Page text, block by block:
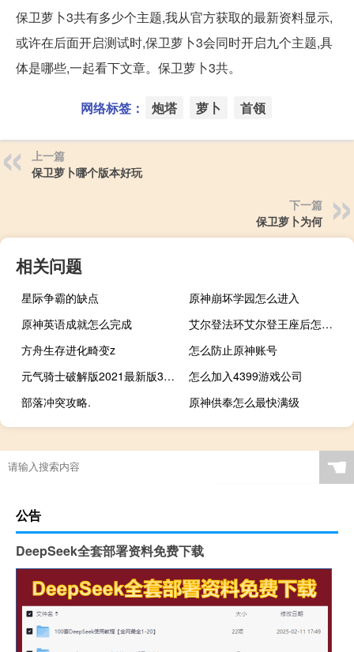
保卫萝卜3共有多少个主题,我从官方获取的最新资料显示,
或许在后面开启测试时,保卫萝卜3会同时开启九个主题,具
体是哪些,一起看下文章。保卫萝卜3共。
网络标签： 炮塔 萝卜 首领
上一篇
保卫萝卜哪个版本好玩
下一篇
保卫萝卜为何
相关问题
星际争霸的缺点
原神崩坏学园怎么进入
原神英语成就怎么完成
艾尔登法环艾尔登王座后怎么走
方舟生存进化畸变z
怎么防止原神账号
元气骑士破解版2021最新版3.0.4苹果
怎么加入4399游戏公司
部落冲突攻略.
原神供奉怎么最快满级
☚
公告
DeepSeek全套部署资料免费下载